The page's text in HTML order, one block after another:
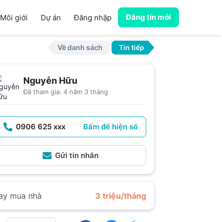
Môi giới Dự án Đăng nhập Đăng tin mới
Về danh sách Tin tiếp
Nguyễn Hữu
Đã tham gia: 4 năm 3 tháng
0906 625 xxx Bấm để hiện số
Gửi tin nhắn
mua nhà 3 triệu/tháng